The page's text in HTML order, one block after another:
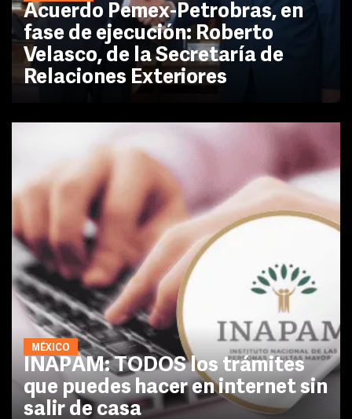
Acuerdo Pemex-Petrobras, en
fase de ejecución: Roberto
Velasco, de la Secretaría de
Relaciones Exteriores
MÉXICO
INAPAM: TODOS los trámites
que puedes hacer en internet sin
salir de casa